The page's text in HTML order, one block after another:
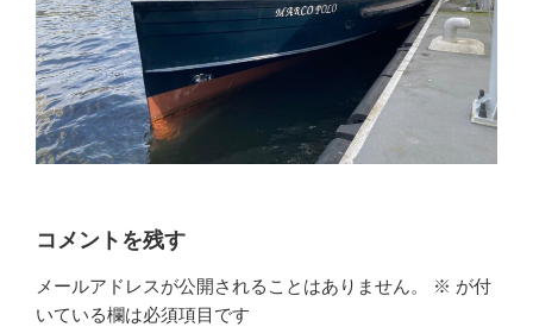
コメントを残す
メールアドレスが公開されることはありません。 ※ が付
いている欄は必須項目です